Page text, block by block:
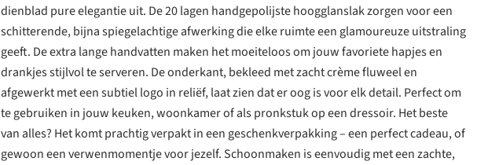
dienblad pure elegantie uit. De 20 lagen handgepolijste hoogglanslak zorgen voor een
schitterende, bijna spiegelachtige afwerking die elke ruimte een glamoureuze uitstraling
geeft. De extra lange handvatten maken het moeiteloos om jouw favoriete hapjes en
drankjes stijlvol te serveren. De onderkant, bekleed met zacht crème fluweel en
afgewerkt met een subtiel logo in reliëf, laat zien dat er oog is voor elk detail. Perfect om
te gebruiken in jouw keuken, woonkamer of als pronkstuk op een dressoir. Het beste
van alles? Het komt prachtig verpakt in een geschenkverpakking – een perfect cadeau, of
gewoon een verwenmomentje voor jezelf. Schoonmaken is eenvoudig met een zachte,